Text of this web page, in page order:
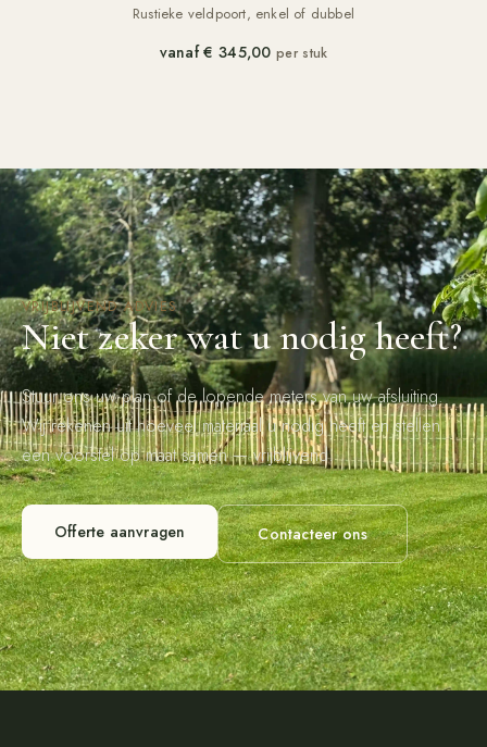
Rustieke veldpoort, enkel of dubbel
vanaf€ 345,00 per stuk
VRIJBLIJVEND ADVIES
Niet zeker wat u nodig heeft?
Stuur ons uw plan of de lopende meters van uw afsluiting.
Wij rekenen uit hoeveel materiaal u nodig heeft en stellen
een voorstel op maat samen — vrijblijvend.
Offerte aanvragen Contacteer ons